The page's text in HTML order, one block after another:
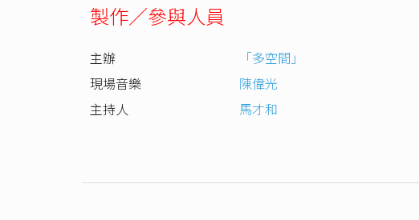
製作／參與人員
主辦
「多空間」
現場音樂
陳偉光
主持人
馬才和